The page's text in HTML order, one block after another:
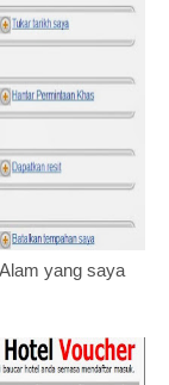
yang saya